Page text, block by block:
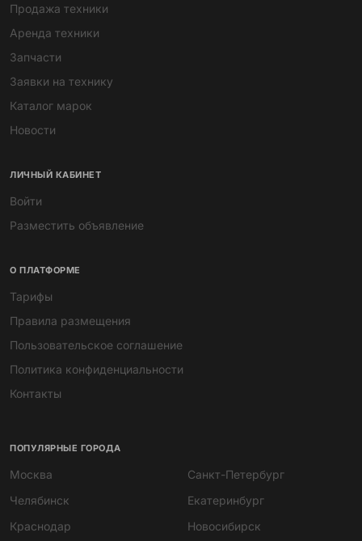
Продажа техники
Аренда техники
Запчасти
Заявки на технику
Каталог марок
Новости
ЛИЧНЫЙ КАБИНЕТ
Войти
Разместить объявление
О ПЛАТФОРМЕ
Тарифы
Правила размещения
Пользовательское соглашение
Политика конфиденциальности
Контакты
ПОПУЛЯРНЫЕ ГОРОДА
Москва
Санкт-Петербург
Челябинск
Екатеринбург
Краснодар
Новосибирск